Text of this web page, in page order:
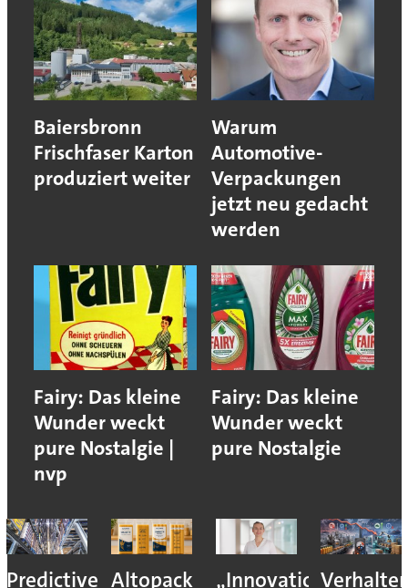
Baiersbronn
Frischfaser Karton
produziert weiter
Warum
Automotive-
Verpackungen
jetzt neu gedacht
werden
Fairy: Das kleine
Wunder weckt
pure Nostalgie |
nvp
Fairy: Das kleine
Wunder weckt
pure Nostalgie
Predictive Altopack „Innovation